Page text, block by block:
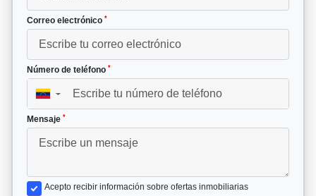
Correo electrónico *
Número de teléfono *
▼
Mensaje *
Acepto recibir información sobre ofertas inmobiliarias